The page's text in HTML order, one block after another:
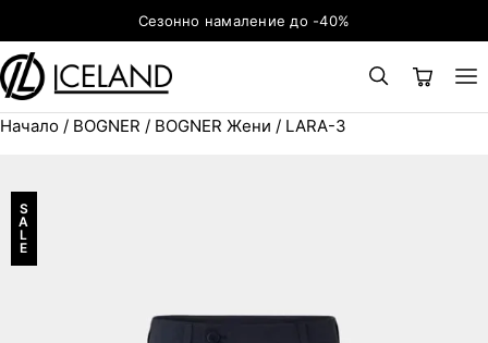
Към съдържаниетоСезонно намаление до -40%
Начало / BOGNER / BOGNER Жени / LARA-3
S
A
L
E